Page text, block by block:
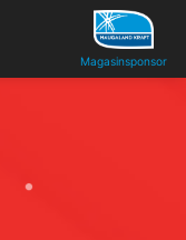
Magasinsponsor